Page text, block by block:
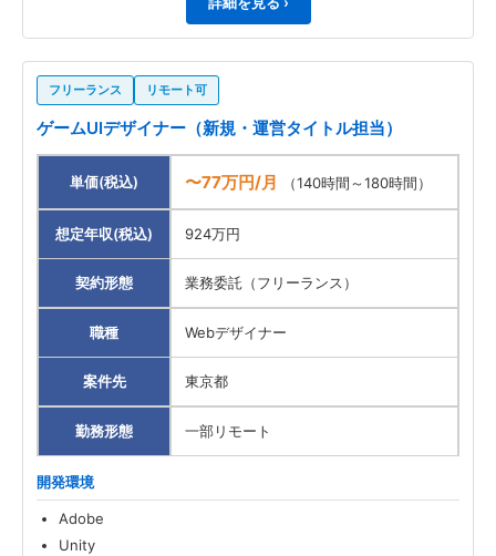
フリーランス リモート可
ゲームUIデザイナー（新規・運営タイトル担当）
単価(税込) 〜77万円/月 （140時間～180時間）
想定年収(税込) 924万円
契約形態 業務委託（フリーランス）
職種 Webデザイナー
案件先 東京都
勤務形態 一部リモート
開発環境
Adobe
Unity